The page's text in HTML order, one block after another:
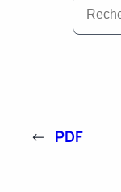
← PDF